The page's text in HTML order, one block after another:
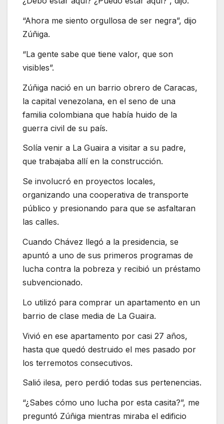
“Ahora me siento orgullosa de ser negra”, dijo
Zúñiga.
“La gente sabe que tiene valor, que son
visibles”.
Zúñiga nació en un barrio obrero de Caracas,
la capital venezolana, en el seno de una
familia colombiana que había huido de la
guerra civil de su país.
Solía venir a La Guaira a visitar a su padre,
que trabajaba allí en la construcción.
Se involucró en proyectos locales,
organizando una cooperativa de transporte
público y presionando para que se asfaltaran
las calles.
Cuando Chávez llegó a la presidencia, se
apuntó a uno de sus primeros programas de
lucha contra la pobreza y recibió un préstamo
subvencionado.
Lo utilizó para comprar un apartamento en un
barrio de clase media de La Guaira.
Vivió en ese apartamento por casi 27 años,
hasta que quedó destruido el mes pasado por
los terremotos consecutivos.
Salió ilesa, pero perdió todas sus pertenencias.
“¿Sabes cómo uno lucha por esta casita?”, me
preguntó Zúñiga mientras miraba el edificio